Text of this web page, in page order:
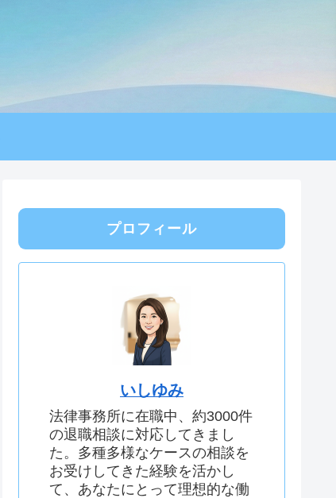
プロフィール
いしゆみ
法律事務所に在職中、約3000件
の退職相談に対応してきまし
た。多種多様なケースの相談を
お受けしてきた経験を活かし
て、あなたにとって理想的な働